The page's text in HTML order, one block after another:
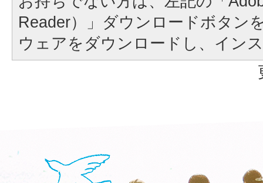
Reader）」ダウンロードボタン
ウェアをダウンロードし、イン